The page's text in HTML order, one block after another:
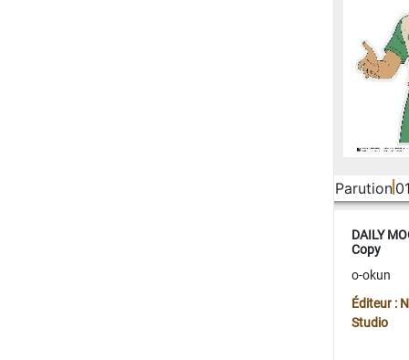
Parution
DAILY
Copy
o-okun
Éditeur :
Studio